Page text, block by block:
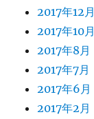
2017年12月
2017年10月
2017年8月
2017年7月
2017年6月
2017年2月